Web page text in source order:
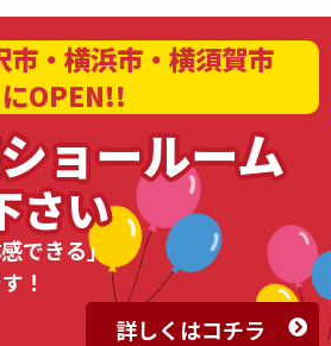
市・横浜市・横須賀市
にOPEN!!
ョールーム
さい
できる」
！
詳しくはコチラ